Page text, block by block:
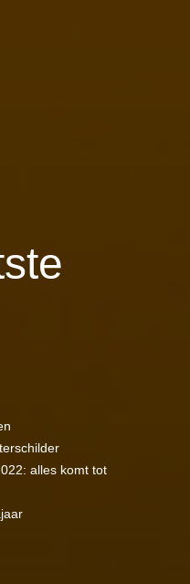
alles komt tot